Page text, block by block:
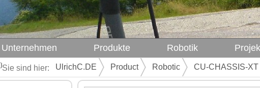
Unternehmen Produkte Robotik
Sie sind hier: UlrichC.DE Product Robotic CU-CHASSIS-XT